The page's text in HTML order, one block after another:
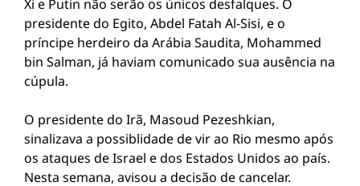
Xi e Putin não serão os únicos desfalques. O
presidente do Egito, Abdel Fatah Al-Sisi, e o
príncipe herdeiro da Arábia Saudita, Mohammed
bin Salman, já haviam comunicado sua ausência na
cúpula.
O presidente do Irã, Masoud Pezeshkian,
sinalizava a possiblidade de vir ao Rio mesmo após
os ataques de Israel e dos Estados Unidos ao país.
Nesta semana, avisou a decisão de cancelar.